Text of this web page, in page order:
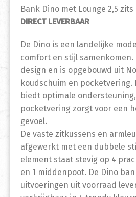
Bank Dino met Lounge 2,5
DIRECT LEVERBAAR
De Dino is een landelijke
comfort en stijl
design en is opgebouwd uit
koudschuim en pocketvering.
biedt optimale
pocketvering zorgt voor een
gevoel.
De vaste zitkussens en
afgewerkt met een dubbele
element staat stevig op 4
en 1 middenpoot. De Dino
uitvoeringen uit voorraad